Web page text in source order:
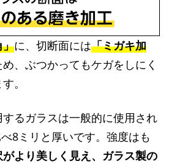
」に、切断面には「ミガキ加
、ぶつかってもケガをしにく
。
るガラスは一般的に使用され
8ミリと厚いです。強度はも
より美しく見え、ガラス製の